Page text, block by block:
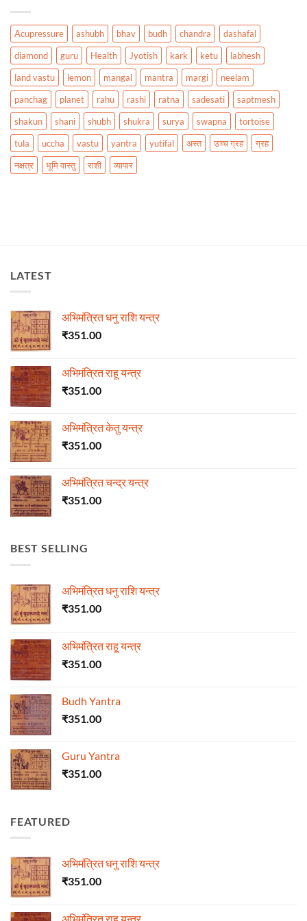
Acupressure ashubh bhav budh chandra
dashafal
diamond
guru Health Jyotish kark ketu
labhesh
land vastu
lemon mangal mantra margi
neelam
panchag
planet rahu rashi ratna sadesati
saptmesh
shakun
shani shubh shukra surya swapna
tortoise
tula
uccha vastu yantra yutifal अस्त उच्च ग्रह
ग्रह
नक्षत्र
भूमि वास्तु राशी व्यापार
LATEST
अभिमंत्रित धनु राशि यन्त्र
₹351.00
अभिमंत्रित राहू यन्त्र
₹351.00
अभिमंत्रित केतु यन्त्र
₹351.00
अभिमंत्रित चन्द्र यन्त्र
₹351.00
BEST SELLING
अभिमंत्रित धनु राशि यन्त्र
₹351.00
अभिमंत्रित राहू यन्त्र
₹351.00
Budh Yantra
₹351.00
Guru Yantra
₹351.00
FEATURED
अभिमंत्रित धनु राशि यन्त्र
₹351.00